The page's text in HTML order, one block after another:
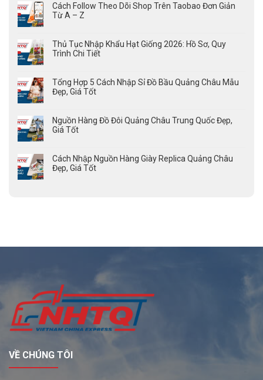
Cách Follow Theo Dõi Shop Trên Taobao Đơn Giản
Từ A – Z
Thủ Tục Nhập Khẩu Hạt Giống 2026: Hồ Sơ, Quy
Trình Chi Tiết
Tổng Hợp 5 Cách Nhập Sỉ Đồ Bầu Quảng Châu Mẫu
Đẹp, Giá Tốt
Nguồn Hàng Đồ Đôi Quảng Châu Trung Quốc Đẹp,
Giá Tốt
Cách Nhập Nguồn Hàng Giày Replica Quảng Châu
Đẹp, Giá Tốt
VỀ CHÚNG TÔI